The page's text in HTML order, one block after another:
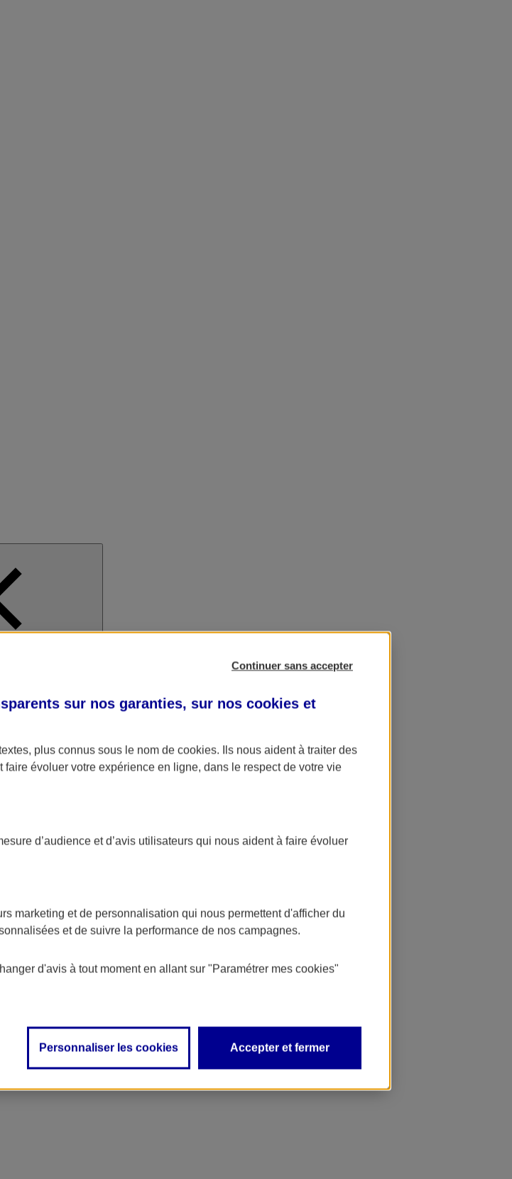
Continuer sans accepter
sur nos garanties, sur nos cookies et
plus connus sous le nom de cookies. Ils nous aident à traiter des
évoluer votre expérience en ligne, dans le respect de votre vie
d’audience et d’avis utilisateurs qui nous aident à faire évoluer
marketing et de personnalisation qui nous permettent d'afficher du
et de suivre la performance de nos campagnes.
d'avis à tout moment en allant sur "Paramétrer mes cookies"
Personnaliser les cookies Accepter et fermer